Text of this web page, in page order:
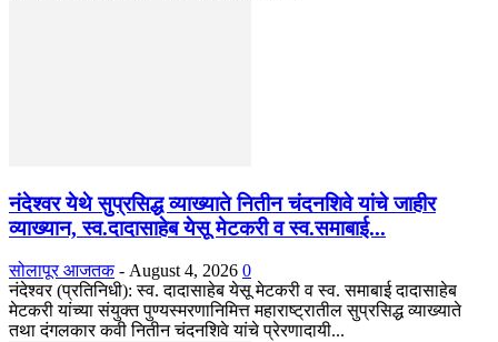
नंदेश्वर येथे सुप्रसिद्ध व्याख्याते नितीन चंदनशिवे यांचे जाहीर
व्याख्यान, स्व.दादासाहेब येसू मेटकरी व स्व.समाबाई...
सोलापूर आजतक - August 4, 2026 0
नंदेश्वर (प्रतिनिधी): स्व. दादासाहेब येसू मेटकरी व स्व. समाबाई दादासाहेब
मेटकरी यांच्या संयुक्त पुण्यस्मरणानिमित्त महाराष्ट्रातील सुप्रसिद्ध व्याख्याते
तथा दंगलकार कवी नितीन चंदनशिवे यांचे प्रेरणादायी...